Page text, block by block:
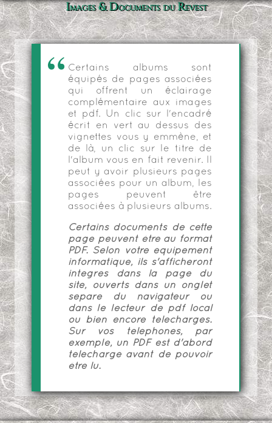
Images & Documents du Revest
Certains albums sont
équipés de pages associées
qui offrent un éclairage
complémentaire aux images
et pdf. Un clic sur l'encadré
écrit en vert au dessus des
vignettes vous y emmène, et
de là, un clic sur le titre de
l'album vous en fait revenir. Il
peut y avoir plusieurs pages
associées pour un album, les
pages peuvent être
associées à plusieurs albums.
Certains documents de cette
page peuvent être au format
PDF. Selon votre équipement
informatique, ils s'afficheront
intégrés dans la page du
site, ouverts dans un onglet
séparé du navigateur ou
dans le lecteur de pdf local
ou bien encore téléchargés.
Sur vos téléphones, par
exemple, un PDF est d'abord
téléchargé avant de pouvoir
être lu.